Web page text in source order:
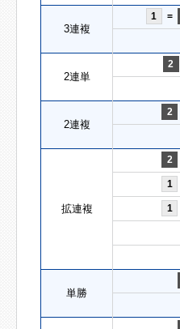
3連複
1 =
2連単
2
2連複
2
拡連複
2
1
1
単勝